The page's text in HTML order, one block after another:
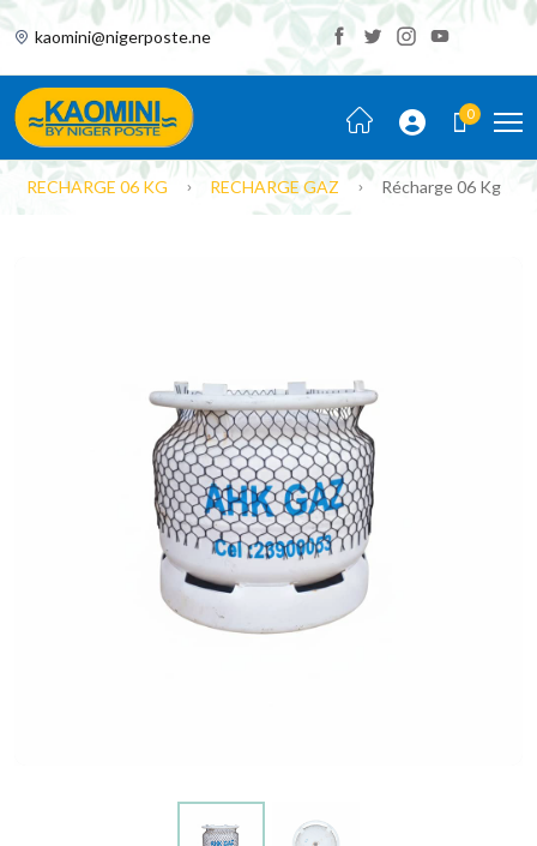
kaomini@nigerposte.ne
0
RECHARGE 06 KG RECHARGE GAZ Récharge 06 Kg